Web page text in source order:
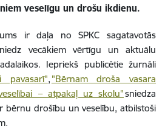
veselīgu un drošu ikdienu.
ir daļa no SPKC sagatavotās
vecākiem vērtīgu un aktuālu
Iepriekš publicētie žurnāli
pavasarī", "Bērnam droša vasara
– atpakaļ uz skolu"sniedza
bērnu drošību un veselību, atbilstoši